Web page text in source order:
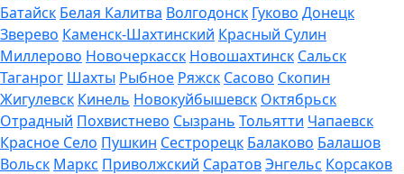
Батайск Белая Калитва Волгодонск Гуково Донецк
Зверево Каменск-Шахтинский Красный Сулин
Миллерово Новочеркасск Новошахтинск Сальск
Таганрог Шахты Рыбное Ряжск Сасово Скопин
Жигулевск Кинель Новокуйбышевск Октябрьск
Отрадный Похвистнево Сызрань Тольятти Чапаевск
Красное Село Пушкин Сестрорецк Балаково Балашов
Вольск Маркс Приволжский СаратовЭнгельс Корсаков